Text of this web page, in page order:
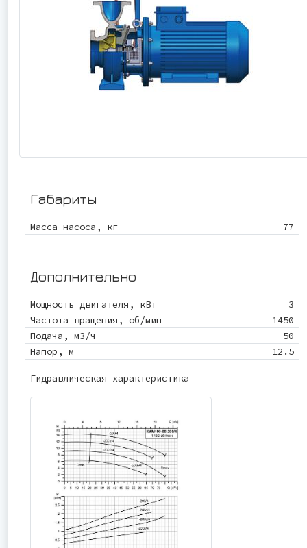
Габариты
Масса насоса, кг 77
Дополнительно
Мощность двигателя, кВт
3
Частота вращения, об/мин
1450
Подача, м3/ч
50
Напор, м
12.5
Гидравлическая характеристика